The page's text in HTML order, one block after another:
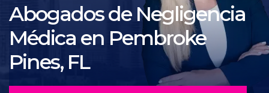
Abogados de Negligencia
Médica en Pembroke
Pines, FL